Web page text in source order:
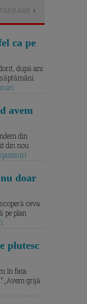
ca pe
după ani
avem
din
din nou
doar
ceva
pe plan
plutesc
în fața
„Avem grijă